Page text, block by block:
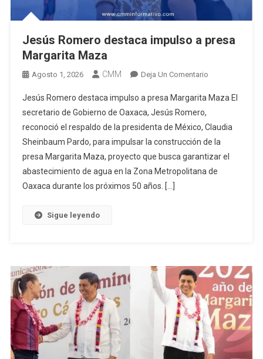
Jesús Romero destaca impulso a presa
Margarita Maza
Agosto 1, 2026 CMM Deja Un ComentarioEn
Romero
Impulso
A
Presa
Margarita
Jesús Romero destaca impulso a presa Margarita Maza El
secretario de Gobierno de Oaxaca, Jesús Romero,
reconoció el respaldo de la presidenta de México, Claudia
Sheinbaum Pardo, para impulsar la construcción de la
presa Margarita Maza, proyecto que busca garantizar el
abastecimiento de agua en la Zona Metropolitana de
Oaxaca durante los próximos 50 años. […]
Sigue leyendo